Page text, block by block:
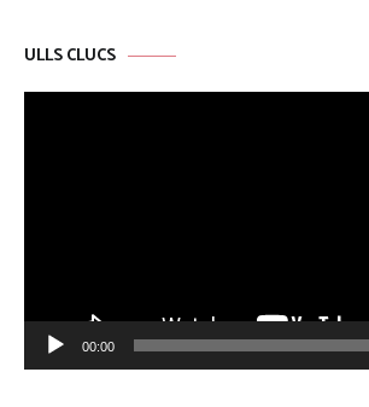
ULLS CLUCS
00:00